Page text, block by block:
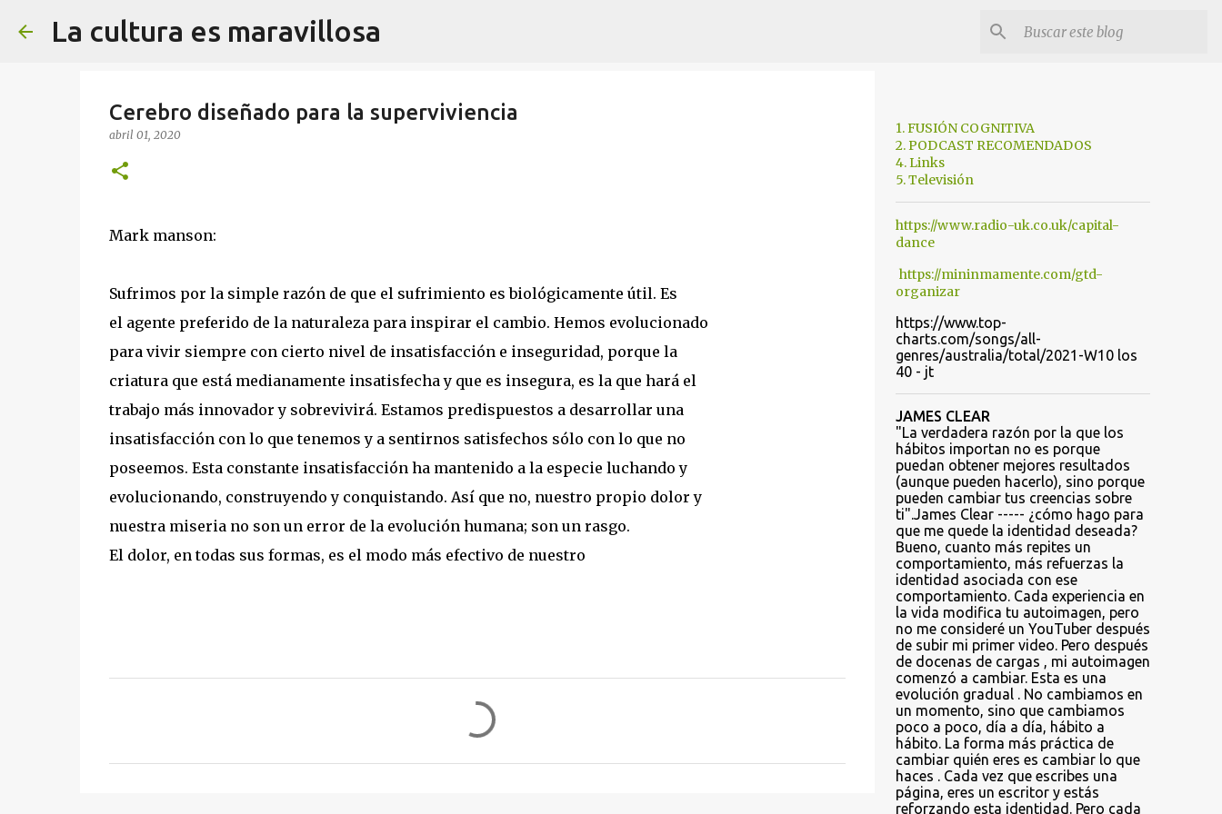
La cultura es maravillosa
Cerebro diseñado para la superviviencia
abril 01, 2020
Mark manson:
Sufrimos por la simple razón de que el sufrimiento es biológicamente útil. Es
el agente preferido de la naturaleza para inspirar el cambio. Hemos evolucionado
para vivir siempre con cierto nivel de insatisfacción e inseguridad, porque la
criatura que está medianamente insatisfecha y que es insegura, es la que hará el
trabajo más innovador y sobrevivirá. Estamos predispuestos a desarrollar una
insatisfacción con lo que tenemos y a sentirnos satisfechos sólo con lo que no
poseemos. Esta constante insatisfacción ha mantenido a la especie luchando y
evolucionando, construyendo y conquistando. Así que no, nuestro propio dolor y
nuestra miseria no son un error de la evolución humana; son un rasgo.
El dolor, en todas sus formas, es el modo más efectivo de nuestro
1. FUSIÓN COGNITIVA
2. PODCAST RECOMENDADOS
4. Links
5. Televisión
https://www.radio-uk.co.uk/capital-
dance
https://mininmamente.com/gtd-
organizar
https://www.top-
charts.com/songs/all-
genres/australia/total/2021-W10 los
40 - jt
JAMES CLEAR
"La verdadera razón por la que los
hábitos importan no es porque
puedan obtener mejores resultados
(aunque pueden hacerlo), sino porque
pueden cambiar tus creencias sobre
ti".James Clear ----- ¿cómo hago para
que me quede la identidad deseada?
Bueno, cuanto más repites un
comportamiento, más refuerzas la
identidad asociada con ese
comportamiento. Cada experiencia en
la vida modifica tu autoimagen, pero
no me consideré un YouTuber después
de subir mi primer video. Pero después
de docenas de cargas , mi autoimagen
comenzó a cambiar. Esta es una
evolución gradual . No cambiamos en
un momento, sino que cambiamos
poco a poco, día a día, hábito a
hábito. La forma más práctica de
cambiar quién eres es cambiar lo que
haces . Cada vez que escribes una
página, eres un escritor y estás
reforzando esta identidad. Pero cada